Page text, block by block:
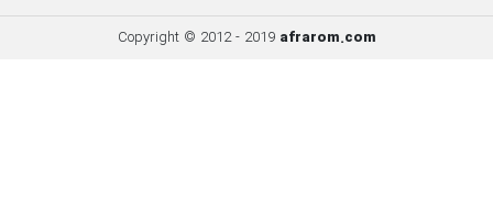
Copyright © 2012 - 2019 afrarom.com